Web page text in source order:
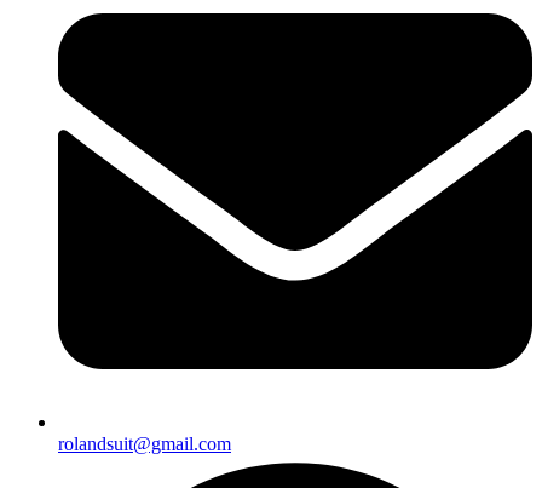
rolandsuit@gmail.com